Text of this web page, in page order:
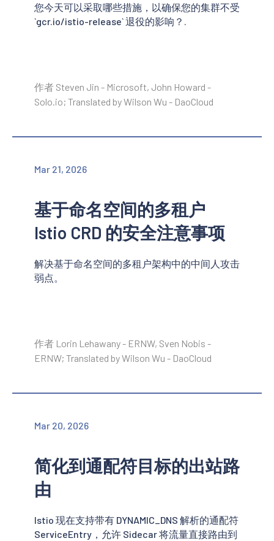
您今天可以采取哪些措施，以确保您的集群不受
`gcr.io/istio-release` 退役的影响？.
作者 Steven Jin - Microsoft, John Howard -
Solo.io; Translated by Wilson Wu - DaoCloud
Mar 21, 2026
基于命名空间的多租户
Istio CRD 的安全注意事项
解决基于命名空间的多租户架构中的中间人攻击
弱点。
作者 Lorin Lehawany - ERNW, Sven Nobis -
ERNW; Translated by Wilson Wu - DaoCloud
Mar 20, 2026
简化到通配符目标的出站路
由
Istio 现在支持带有 DYNAMIC_DNS 解析的通配符
ServiceEntry，允许 Sidecar 将流量直接路由到